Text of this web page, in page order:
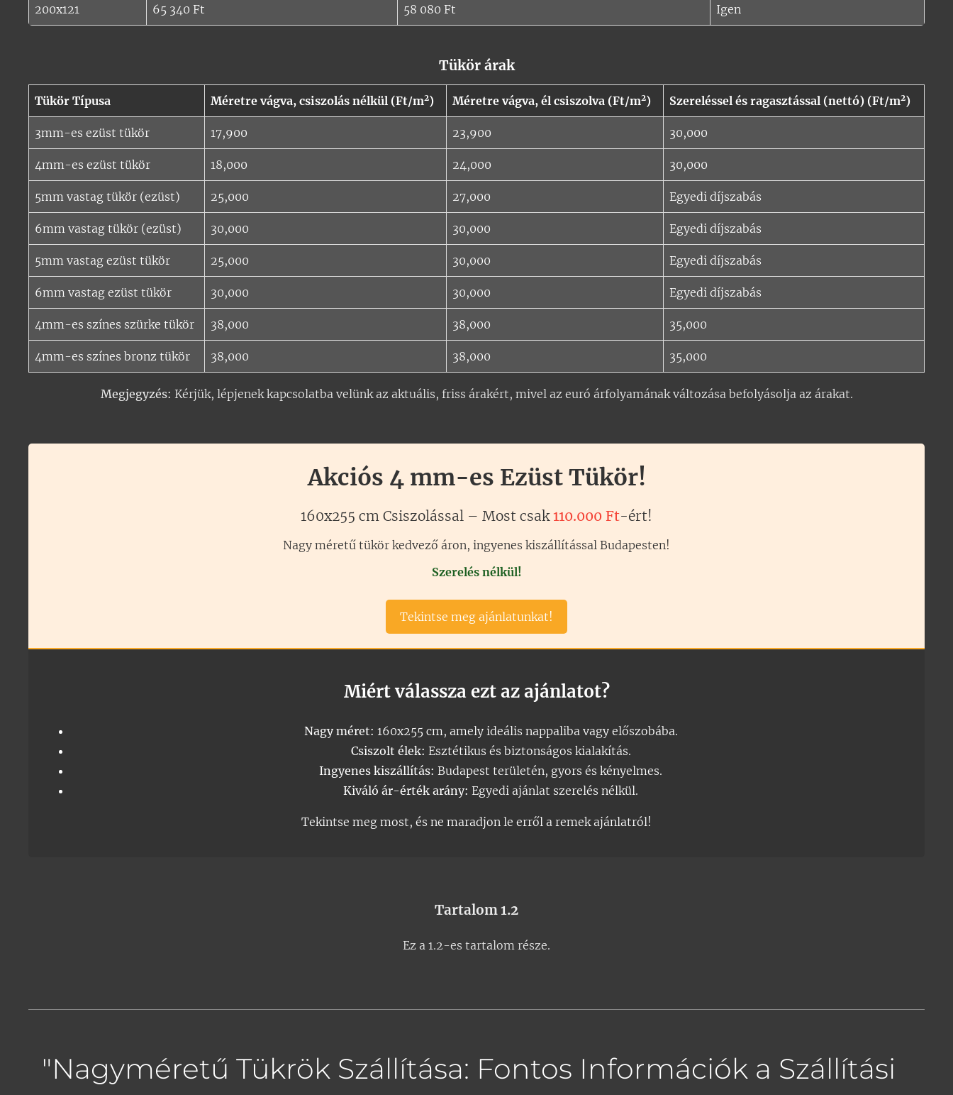
200x121 65 340 Ft 58 080 Ft Igen
Tükör árak
Tükör Típusa Méretre vágva, csiszolás nélkül (Ft/m2) Méretre vágva, él csiszolva (Ft/m2) Szereléssel és ragasztással (nettó) (Ft/m2)
3mm-es ezüst tükör 17,900 23,900 30,000
4mm-es ezüst tükör 18,000 24,000 30,000
5mm vastag tükör (ezüst) 25,000 27,000 Egyedi díjszabás
6mm vastag tükör (ezüst) 30,000 30,000 Egyedi díjszabás
5mm vastag ezüst tükör 25,000 30,000 Egyedi díjszabás
6mm vastag ezüst tükör 30,000 30,000 Egyedi díjszabás
4mm-es színes szürke tükör 38,000 38,000 35,000
4mm-es színes bronz tükör 38,000 38,000 35,000
Megjegyzés: Kérjük, lépjenek kapcsolatba velünk az aktuális, friss árakért, mivel az euró árfolyamának változása befolyásolja az árakat.
Akciós 4 mm-es Ezüst Tükör!
160x255 cm Csiszolással – Most csak 110.000 Ft-ért!
Nagy méretű tükör kedvező áron, ingyenes kiszállítással Budapesten!
Szerelés nélkül!
Tekintse meg ajánlatunkat!
Miért válassza ezt az ajánlatot?
Nagy méret: 160x255 cm, amely ideális nappaliba vagy előszobába.
Csiszolt élek: Esztétikus és biztonságos kialakítás.
Ingyenes kiszállítás: Budapest területén, gyors és kényelmes.
Kiváló ár-érték arány: Egyedi ajánlat szerelés nélkül.
Tekintse meg most, és ne maradjon le erről a remek ajánlatról!
Tartalom 1.2
Ez a 1.2-es tartalom része.
"Nagyméretű Tükrök Szállítása: Fontos Információk a Szállítási